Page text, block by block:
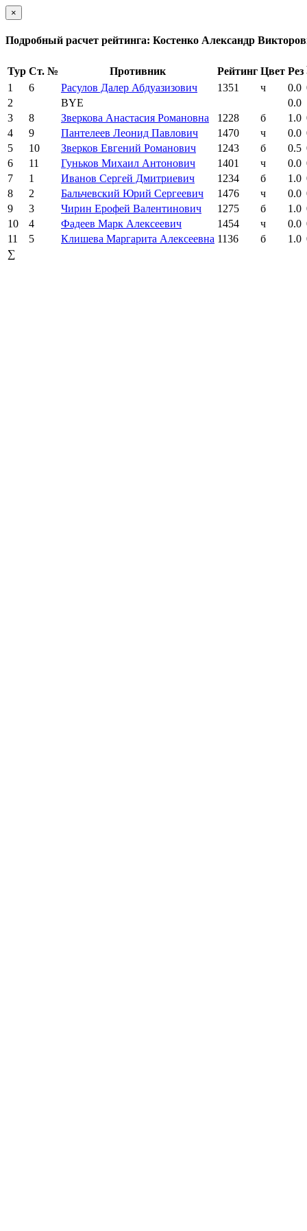
×
Подробный расчет рейтинга: Костенко Александр
Тур Ст. № Противник Рейтинг Цвет Рез
1
6 Расулов Далер Абдуазизович 1351 ч 0.0
2
BYE
0.0
3
8 Зверкова Анастасия Романовна 1228 б 1.0
4
9 Пантелеев Леонид Павлович 1470 ч 0.0
5
10 Зверков Евгений Романович 1243 б 0.5
6
11 Гуньков Михаил Антонович 1401 ч 0.0
7
1 Иванов Сергей Дмитриевич 1234 б 1.0
8
2 Бальчевский Юрий Сергеевич 1476 ч 0.0
9
3 Чирин Ерофей Валентинович 1275 б 1.0
10
4 Фадеев Марк Алексеевич 1454 ч 0.0
11
5 Клишева Маргарита Алексеевна 1136 б 1.0
∑